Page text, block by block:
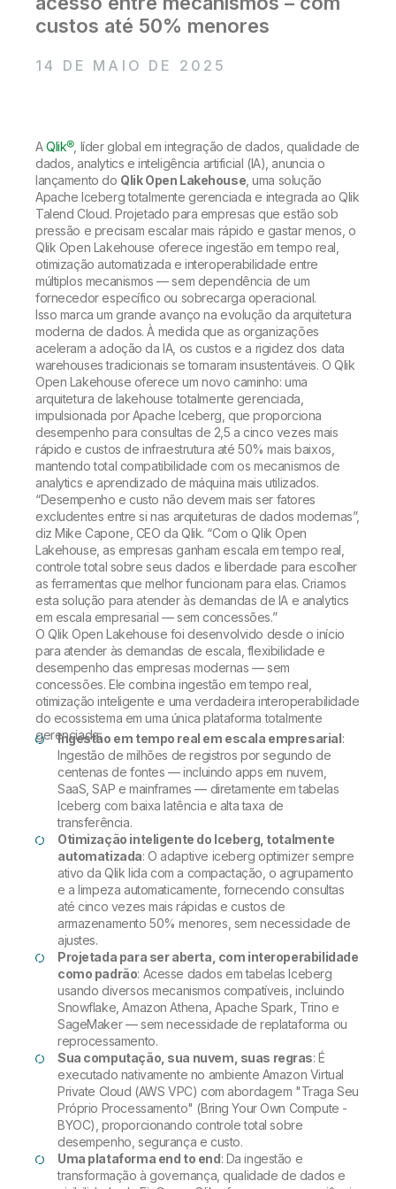
Onboarding
Documentação do Produto
Sala de Imprensa
Escritórios Globais
Qlik
custos até 50% menores
14 DE MAIO DE 2025
AQlik®, líder global em integração de dados, qualidade de
dados, analytics e inteligência artificial (IA), anuncia o
lançamento do Qlik Open Lakehouse , uma solução
Apache Iceberg totalmente gerenciada e integrada ao Qlik
Talend Cloud. Projetado para empresas que estão sob
pressão e precisam escalar mais rápido e gastar menos, o
Qlik Open Lakehouse oferece ingestão em tempo real,
otimização automatizada e interoperabilidade entre
múltiplos mecanismos — sem dependência de um
fornecedor específico ou sobrecarga operacional.
Isso marca um grande avanço na evolução da arquitetura
moderna de dados. À medida que as organizações
aceleram a adoção da IA, os custos e a rigidez dos data
warehouses tradicionais se tornaram insustentáveis. O Qlik
Open Lakehouse oferece um novo caminho: uma
arquitetura de lakehouse totalmente gerenciada,
impulsionada por Apache Iceberg, que proporciona
desempenho para consultas de 2,5 a cinco vezes mais
rápido e custos de infraestrutura até 50% mais baixos,
mantendo total compatibilidade com os mecanismos de
analytics e aprendizado de máquina mais utilizados.
“Desempenho e custo não devem mais ser fatores
excludentes entre si nas arquiteturas de dados modernas”,
diz Mike Capone, CEO da Qlik. “Com o Qlik Open
Lakehouse, as empresas ganham escala em tempo real,
controle total sobre seus dados e liberdade para escolher
as ferramentas que melhor funcionam para elas. Criamos
esta solução para atender às demandas de IA e analytics
em escala empresarial — sem concessões.”
O Qlik Open Lakehouse foi desenvolvido desde o início
para atender às demandas de escala, flexibilidade e
desempenho das empresas modernas — sem
concessões. Ele combina ingestão em tempo real,
otimização inteligente e uma verdadeira interoperabilidade
do ecossistema em uma única plataforma totalmente
gerenciada.
Ingestão em tempo real em escala empresarial:
Ingestão de milhões de registros por segundo de
centenas de fontes — incluindo apps em nuvem,
SaaS, SAP e mainframes — diretamente em tabelas
Iceberg com baixa latência e alta taxa de
transferência.
Otimização inteligente do Iceberg, totalmente
automatizada: O adaptive iceberg optimizer sempre
ativo da Qlik lida com a compactação, o agrupamento
e a limpeza automaticamente, fornecendo consultas
até cinco vezes mais rápidas e custos de
armazenamento 50% menores, sem necessidade de
ajustes.
Projetada para ser aberta, com interoperabilidade
como padrão: Acesse dados em tabelas Iceberg
usando diversos mecanismos compatíveis, incluindo
Snowflake, Amazon Athena, Apache Spark, Trino e
SageMaker — sem necessidade de replataforma ou
reprocessamento.
Sua computação, sua nuvem, suas regras: É
executado nativamente no ambiente Amazon Virtual
Private Cloud (AWS VPC) com abordagem "Traga Seu
Próprio Processamento" (Bring Your Own Compute -
BYOC), proporcionando controle total sobre
desempenho, segurança e custo.
Uma plataforma end to end: Da ingestão e
transformação à governança, qualidade de dados e